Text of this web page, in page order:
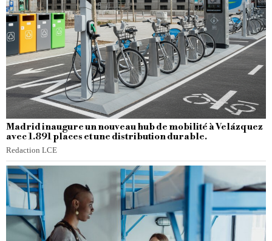
Madrid inaugure un nouveau hub de mobilité à Velázquez
avec 1.891 places et une distribution durable.
Redaction LCE